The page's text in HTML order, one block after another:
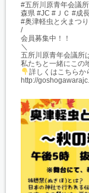
#五所川原青年会議
森県 #JC #ＪＣ #成
#奥津軽虫と火まつ
/
会員募集中！！
＼
五所川原青年会議所
私たちと一緒にこの
詳しくはこちらか
http://